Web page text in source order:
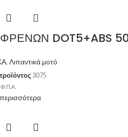
DOT5+ABS
, Λιπαντικά μοτό
3075
Φ.Π.Α.